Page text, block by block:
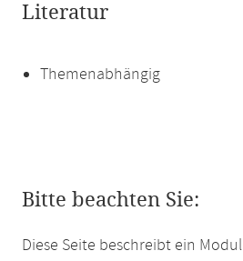
Literatur
Themenabhängig
Bitte beachten Sie:
Diese Seite beschreibt ein